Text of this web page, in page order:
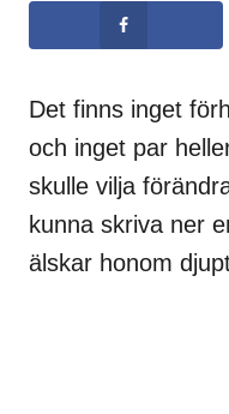
Det finns inget
och inget par
skulle vilja
kunna skriva ner
älskar honom